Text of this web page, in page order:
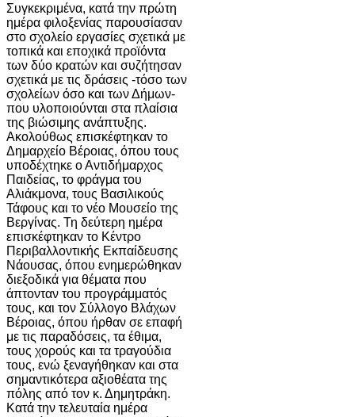
Συγκεκριμένα, κατά την πρώτη
ημέρα φιλοξενίας παρουσίασαν
στο σχολείο εργασίες σχετικά με
τοπικά και εποχικά προϊόντα
των δύο κρατών και συζήτησαν
σχετικά με τις δράσεις -τόσο των
σχολείων όσο και των Δήμων-
που υλοποιούνται στα πλαίσια
της βιώσιμης ανάπτυξης.
Ακολούθως επισκέφτηκαν το
Δημαρχείο Βέροιας, όπου τους
υποδέχτηκε ο Αντιδήμαρχος
Παιδείας, το φράγμα του
Αλιάκμονα, τους Βασιλικούς
Τάφους και το νέο Μουσείο της
Βεργίνας. Τη δεύτερη ημέρα
επισκέφτηκαν το Κέντρο
Περιβαλλοντικής Εκπαίδευσης
Νάουσας, όπου ενημερώθηκαν
διεξοδικά για θέματα που
άπτονταν του προγράμματός
τους, και τον Σύλλογο Βλάχων
Βέροιας, όπου ήρθαν σε επαφή
με τις παραδόσεις, τα έθιμα,
τους χορούς και τα τραγούδια
τους, ενώ ξεναγήθηκαν και στα
σημαντικότερα αξιοθέατα της
πόλης από τον κ. Δημητράκη.
Κατά την τελευταία ημέρα